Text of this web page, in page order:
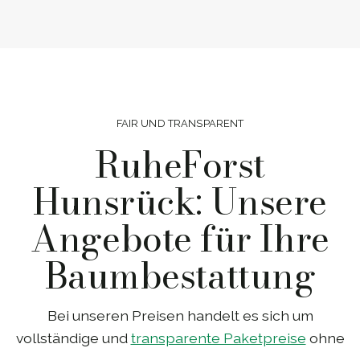
FAIR UND TRANSPARENT
RuheForst
Hunsrück: Unsere
Angebote für Ihre
Baumbestattung
Bei unseren Preisen handelt es sich um
vollständige und transparente Paketpreise ohne